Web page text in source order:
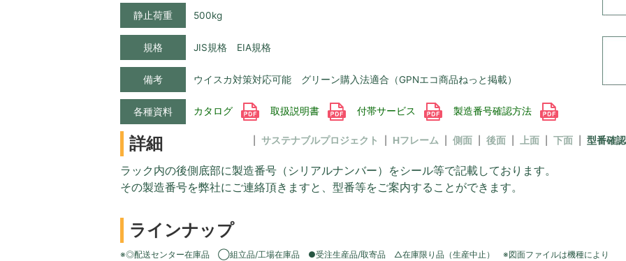
静止荷重 500kg
規格 JIS規格 EIA規格
備考 ウイスカ対策対応可能 グリーン購入法適合（GPNエコ商品ねっと掲載）
各種資料 カタログ 取扱説明書 付帯サービス 製造番号確認方法
詳細 サステナブルプロジェクト Hフレーム 側面 後面 上面 下面 型番確
ラック内の後側底部に製造番号（シリアルナンバー）をシール等で記載しております。
その製造番号を弊社にご連絡頂きますと、型番等をご案内することができます。
ラインナップ
※◎配送センター在庫品 ◯組立品/工場在庫品 ●受注生産品/取寄品 △在庫限り品（生産中止） ※図面ファイルは機種により